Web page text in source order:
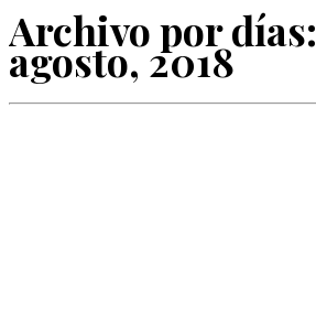
Archivo por días:
agosto, 2018